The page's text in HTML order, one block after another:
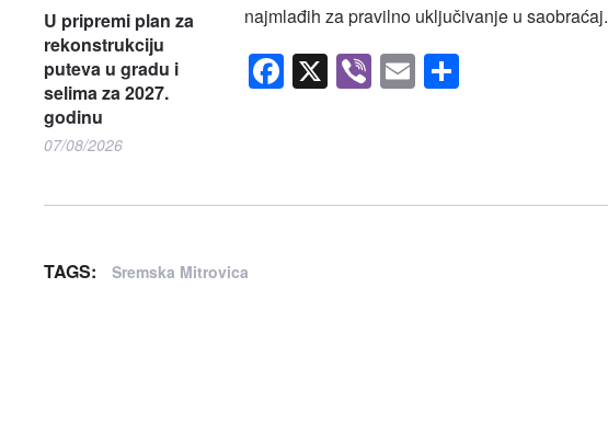
U pripremi plan za
rekonstrukciju
puteva u gradu i
selima za 2027.
godinu
07/08/2026
najmlađih za pravilno uključivanje u saobraćaj.
Facebook
X Viber
EmailShare
TAGS: Sremska Mitrovica